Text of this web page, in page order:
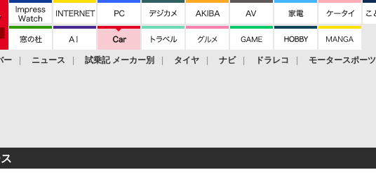
ー ニュース 試乗記 メーカー別 タイヤ ナビ ドラレコ モータースポーツ